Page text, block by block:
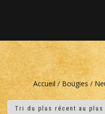
Accueil /Bougies/